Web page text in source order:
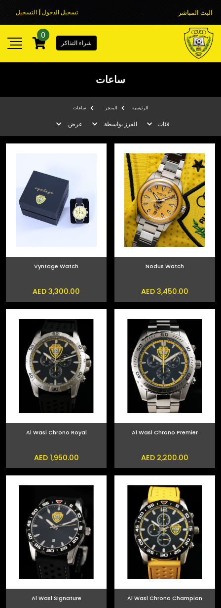
البث المباشر تسجيل الدخول | التسجيل
شراء التذاكر
0
ساعات
الرئيسية المتجر ساعات
فئات الفرز بواسطة: عرض:
Nodus Watch
AED 3,450.00
Vyntage Watch
AED 3,300.00
Al Wasl Chrono Premier
AED 2,200.00
Al Wasl Chrono Royal
AED 1,950.00
Al Wasl Chrono Champion
Al Wasl Signature